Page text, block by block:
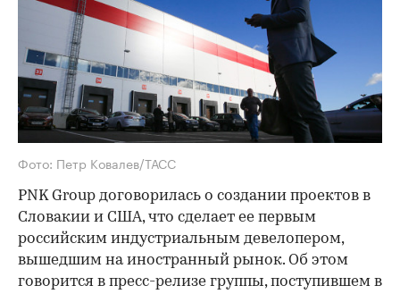
Фото: Петр Ковалев/ТАСС
PNK Group договорилась о создании проектов в
Словакии и США, что сделает ее первым
российским индустриальным девелопером,
вышедшим на иностранный рынок. Об этом
говорится в пресс-релизе группы, поступившем в